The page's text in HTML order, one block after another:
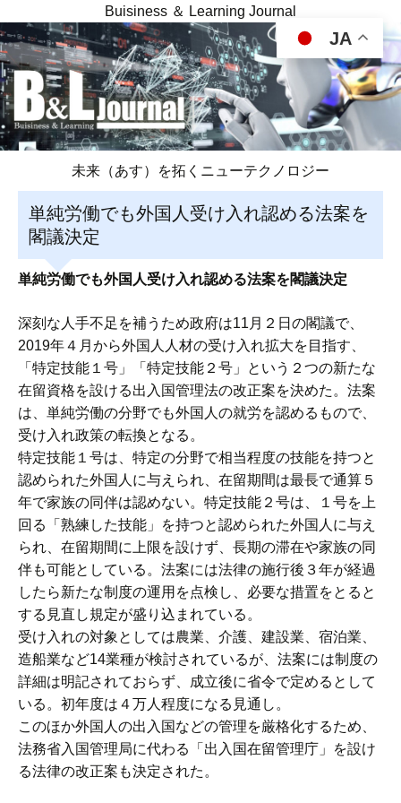
Buisiness ＆ Learning Journal
未来（あす）を拓くニューテクノロジー
単純労働でも外国人受け入れ認める法案を
閣議決定
単純労働でも外国人受け入れ認める法案を閣議決定
深刻な人手不足を補うため政府は11月２日の閣議で、
2019年４月から外国人人材の受け入れ拡大を目指す、
「特定技能１号」「特定技能２号」という２つの新たな
在留資格を設ける出入国管理法の改正案を決めた。法案
は、単純労働の分野でも外国人の就労を認めるもので、
受け入れ政策の転換となる。
特定技能１号は、特定の分野で相当程度の技能を持つと
認められた外国人に与えられ、在留期間は最長で通算５
年で家族の同伴は認めない。特定技能２号は、１号を上
回る「熟練した技能」を持つと認められた外国人に与え
られ、在留期間に上限を設けず、長期の滞在や家族の同
伴も可能としている。法案には法律の施行後３年が経過
したら新たな制度の運用を点検し、必要な措置をとると
する見直し規定が盛り込まれている。
受け入れの対象としては農業、介護、建設業、宿泊業、
造船業など14業種が検討されているが、法案には制度の
詳細は明記されておらず、成立後に省令で定めるとして
いる。初年度は４万人程度になる見通し。
このほか外国人の出入国などの管理を厳格化するため、
法務省入国管理局に代わる「出入国在留管理庁」を設け
る法律の改正案も決定された。
JA